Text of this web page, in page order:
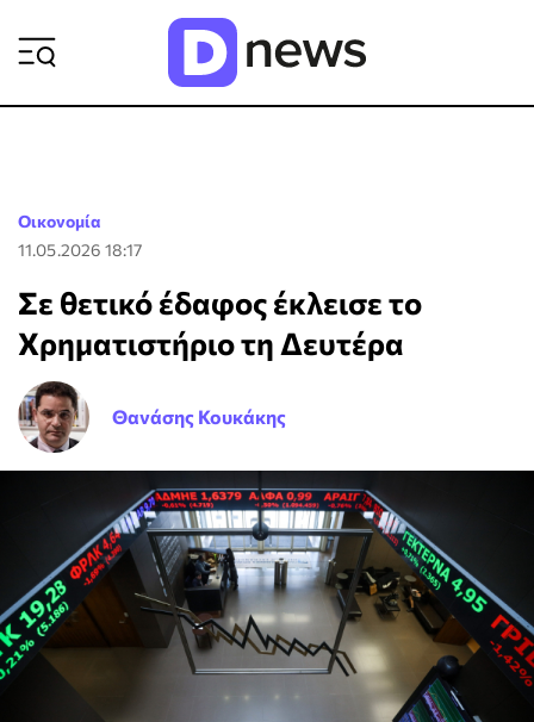
Οικονομία
11.05.2026 18:17
Σε θετικό έδαφος έκλεισε το
Χρηματιστήριο τη Δευτέρα
Θανάσης Κουκάκης